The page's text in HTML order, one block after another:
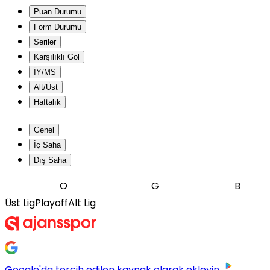
Puan Durumu
Form Durumu
Seriler
Karşılıklı Gol
İY/MS
Alt/Üst
Haftalık
Genel
İç Saha
Dış Saha
O G B
Üst LigPlayoffAlt Lig